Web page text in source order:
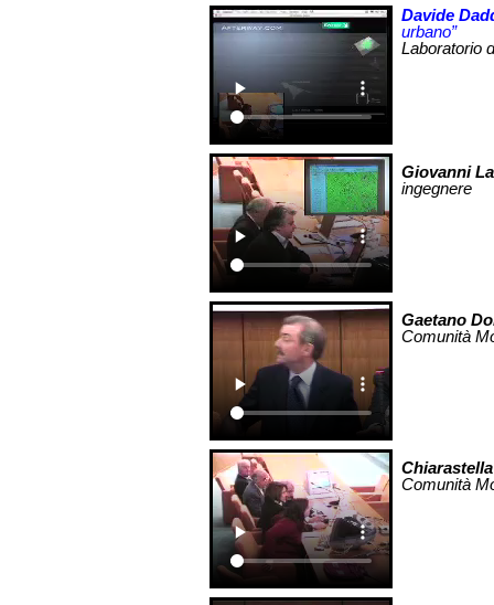
Davide
urbano”
Laboratorio
Giovanni
ingegnere
Gaetano
Comunità
Comunità